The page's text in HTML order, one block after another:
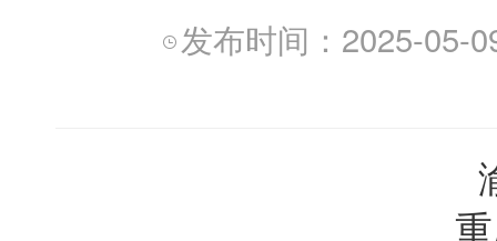
发布时间：2025-05-